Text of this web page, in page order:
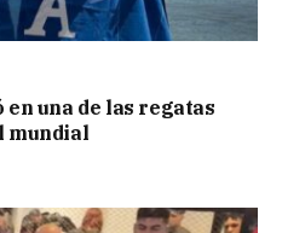
una de las regatas
mundial